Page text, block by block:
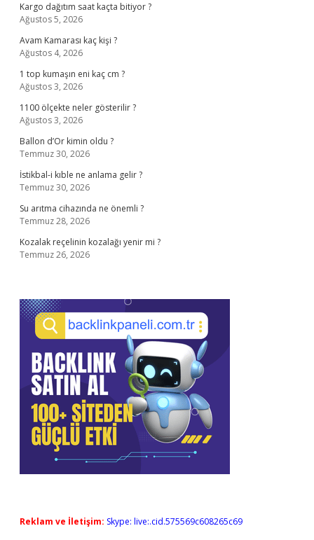
Kargo dağıtım saat kaçta bitiyor ?
Ağustos 5, 2026
Avam Kamarası kaç kişi ?
Ağustos 4, 2026
1 top kumaşın eni kaç cm ?
Ağustos 3, 2026
1100 ölçekte neler gösterilir ?
Ağustos 3, 2026
Ballon d’Or kimin oldu ?
Temmuz 30, 2026
İstikbal-i kıble ne anlama gelir ?
Temmuz 30, 2026
Su arıtma cihazında ne önemli ?
Temmuz 28, 2026
Kozalak reçelinin kozalağı yenir mi ?
Temmuz 26, 2026
Reklam ve İletişim: Skype: live:.cid.575569c608265c69